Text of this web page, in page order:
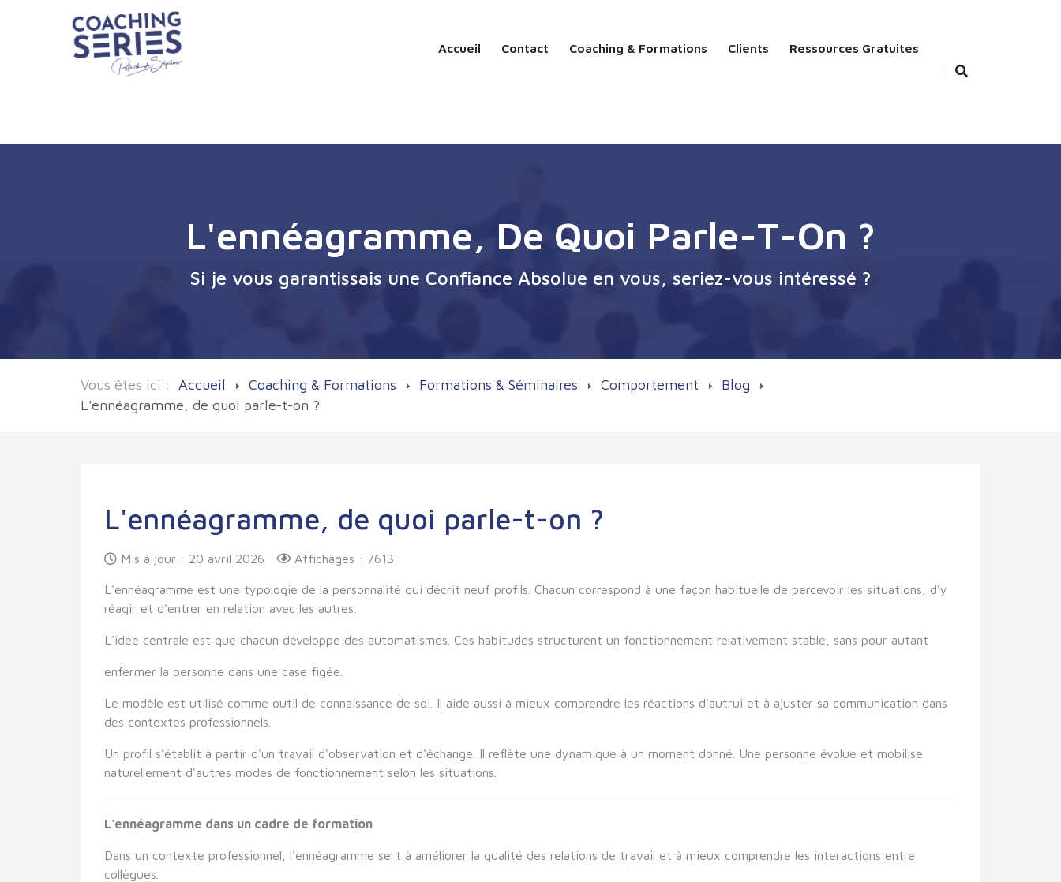
Accueil Contact Coaching & Formations Clients Ressources Gratuites
L'ennéagramme, De Quoi Parle-T-On ?
Si je vous garantissais une Confiance Absolue en vous, seriez-vous intéressé ?
Vous êtes ici : Accueil Coaching & Formations Formations & Séminaires Comportement
Blog
L'ennéagramme, de quoi parle-t-on ?
L'ennéagramme, de quoi parle-t-on ?
Mis à jour : 20 avril 2026 Affichages : 7613
L'ennéagramme est une typologie de la personnalité qui décrit neuf profils. Chacun correspond à une façon habituelle de percevoir les situations, d'y
réagir et d'entrer en relation avec les autres.
L'idée centrale est que chacun développe des automatismes. Ces habitudes structurent un fonctionnement relativement stable, sans pour autant
enfermer la personne dans une case figée.
Le modèle est utilisé comme outil de connaissance de soi. Il aide aussi à mieux comprendre les réactions d'autrui et à ajuster sa communication dans
des contextes professionnels.
Un profil s'établit à partir d'un travail d'observation et d'échange. Il reflète une dynamique à un moment donné. Une personne évolue et mobilise
naturellement d'autres modes de fonctionnement selon les situations.
L'ennéagramme dans un cadre de formation
Dans un contexte professionnel, l'ennéagramme sert à améliorer la qualité des relations de travail et à mieux comprendre les interactions entre
collègues.